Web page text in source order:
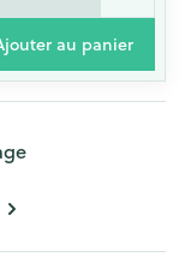
au panier
la page